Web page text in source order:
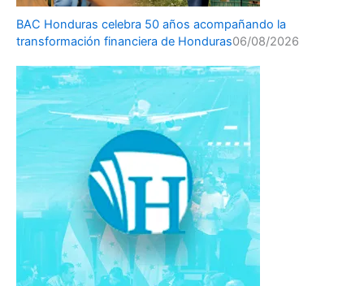
BAC Honduras celebra 50 años acompañando la
transformación financiera de Honduras06/08/2026